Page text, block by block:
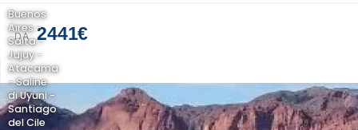
DA 2441€
Buenos
Aires -
Salta -
Jujuy -
Atacama
- Saline
di Uyuni -
Santiago
del Cile